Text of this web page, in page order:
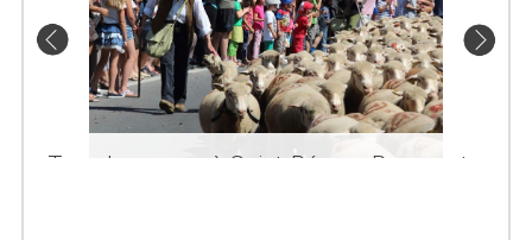
Transhumance à Saint-Rémy - Berger et son